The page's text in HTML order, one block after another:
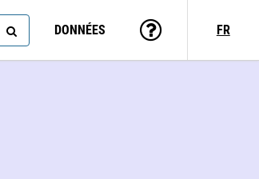
DONNÉES FR